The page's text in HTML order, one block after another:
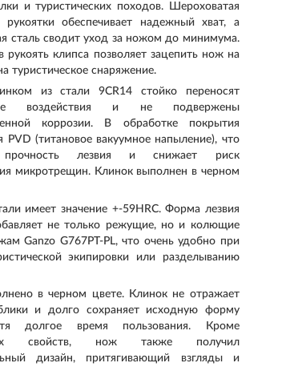
и туристических походов. Шероховатая
рукоятки обеспечивает надежный хват, а
сталь сводит уход за ножом до минимума.
рукоять клипса позволяет зацепить нож на
туристическое снаряжение.
из стали 9CR14 стойко переносят
воздействия и не подвержены
коррозии. В обработке покрытия
PVD (титановое вакуумное напыление), что
прочность лезвия и снижает риск
микротрещин. Клинок выполнен в черном
имеет значение +-59HRC. Форма лезвия
не только режущие, но и колющие
Ganzo G767PT-PL, что очень удобно при
экипировки или разделыванию
в черном цвете. Клинок не отражает
и долго сохраняет исходную форму
долгое время пользования. Кроме
свойств, нож также получил
дизайн, притягивающий взгляды и